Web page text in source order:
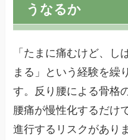
うなるか
「たまに痛むけど、し
まる」という経験を繰
す。反り腰による骨格
腰痛が慢性化するだけ
進行するリスクがあり